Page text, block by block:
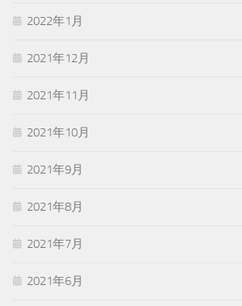
2022年1月
2021年12月
2021年11月
2021年10月
2021年9月
2021年8月
2021年7月
2021年6月